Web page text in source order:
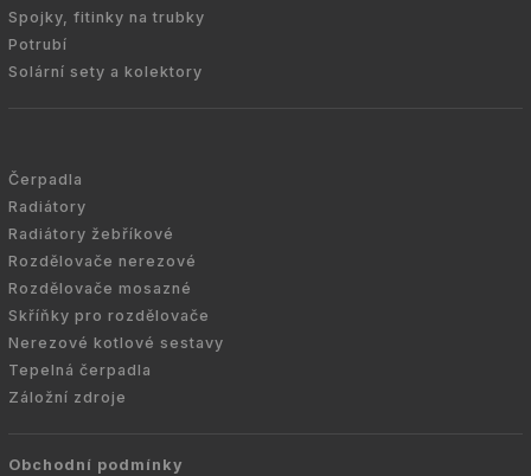
Spojky, fitinky na trubky
Potrubí
Solární sety a kolektory
Čerpadla
Radiátory
Radiátory žebříkové
Rozdělovače nerezové
Rozdělovače mosazné
Skříňky pro rozdělovače
Nerezové kotlové sestavy
Tepelná čerpadla
Záložní zdroje
Obchodní podmínky